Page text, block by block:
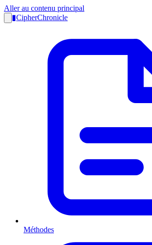
Aller au contenu principal
▮CipherChronicle
Méthodes